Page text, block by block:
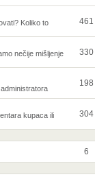
Koliko to
461
nečije mišljenje
330
198
kupaca ili
304
6